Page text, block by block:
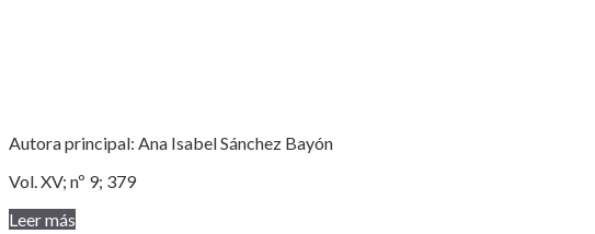
Autora principal: Ana Isabel Sánchez Bayón
Vol. XV; nº 9; 379
Leer más